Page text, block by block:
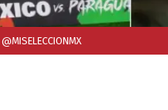
@MISELECCIONMX